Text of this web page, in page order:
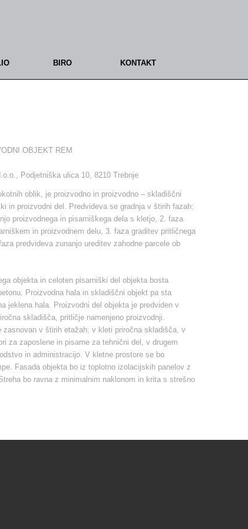
BIRO KONTAKT
OBJEKT REM
Podjetniška ulica 10, 8210 Trebnje
oblik, je proizvodno in proizvodno – skladiščni
in proizvodni del. Predvideva se gradnja v štirih fazah:
proizvodnega in pisarniškega dela s kletjo, 2. faza
in proizvodnem delu, 3. faza graditev pritličnega
predvideva zunanjo ureditev zahodne parcele ob
objekta in celoten pisarniški del objekta bosta
Proizvodna hala in skladiščni objekt pa sta
jeklena hala. Proizvodni del objekta je predviden v
skladišča, pritličje namenjeno proizvodnji.
zasnovan v štirih etažah; v kleti priročna skladišča, v
za zaposlene in pisarne za tehnični del, v drugem
in administracijo. V kletne prostore se bo
Fasada objekta bo iz toplotno izolacijskih panelov z
bo ravna z minimalnim naklonom in krita s strešno